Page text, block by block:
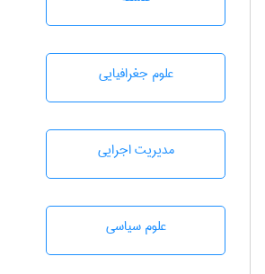
علوم جغرافيايی
مديريت اجرايی
علوم سياسی